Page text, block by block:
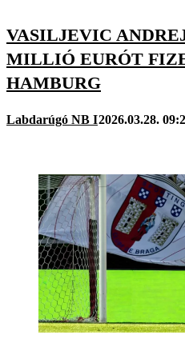
VASILJEVIC
MILLIÓ EURÓT
HAMBURG
Labdarúgó NB I2026.03.28.